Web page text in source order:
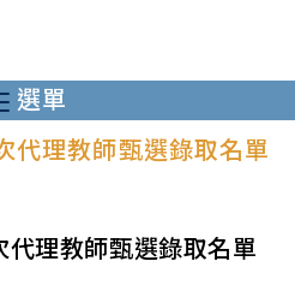
選單
代理教師甄選錄取名單
理教師甄選錄取名單